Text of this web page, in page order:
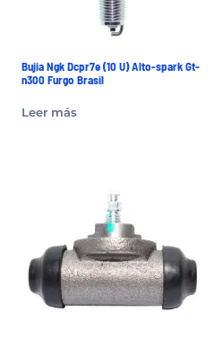
Bujia Ngk Dcpr7e (10 U) Alto-spark Gt-
n300 Furgo Brasil
Leer más